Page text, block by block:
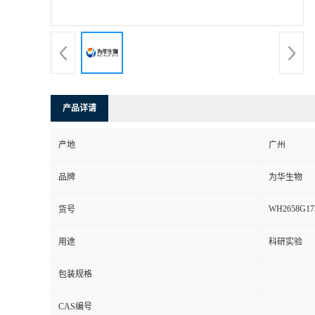
产品详请
产地 广州
品牌 为华生物
货号
用途 科研实验
包装规格
CAS编号